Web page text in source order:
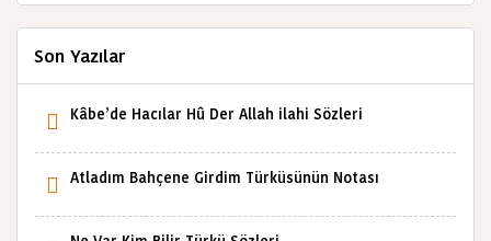
Son Yazılar
Kâbe’de Hacılar Hû Der Allah ilahi Sözleri
Atladım Bahçene Girdim Türküsünün Notası